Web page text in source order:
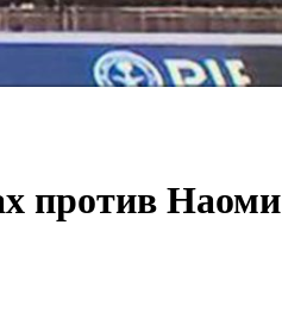
против